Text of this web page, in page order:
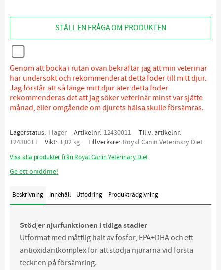
STÄLL EN FRÅGA OM PRODUKTEN
Genom att bocka i rutan ovan bekräftar jag att min veterinär
har undersökt och rekommenderat detta foder till mitt djur.
Jag förstår att så länge mitt djur äter detta foder
rekommenderas det att jag söker veterinär minst var sjätte
månad, eller omgående om djurets hälsa skulle försämras.
Lagerstatus I lager Artikelnr 12430011
Tillv. artikelnr
12430011
Vikt 1,02 kg Tillverkare Royal Canin Veterinary Diet
Visa alla produkter från Royal Canin Veterinary Diet
Ge ett omdöme!
Beskrivning Innehåll Utfodring Produktrådgivning
Stödjer njurfunktionen i tidiga stadier
Utformat med måttlig halt av fosfor, EPA+DHA och ett
antioxidantkomplex för att stödja njurarna vid första
tecknen på försämring.